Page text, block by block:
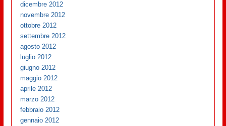
dicembre 2012
novembre 2012
ottobre 2012
settembre 2012
agosto 2012
luglio 2012
giugno 2012
maggio 2012
aprile 2012
marzo 2012
febbraio 2012
gennaio 2012